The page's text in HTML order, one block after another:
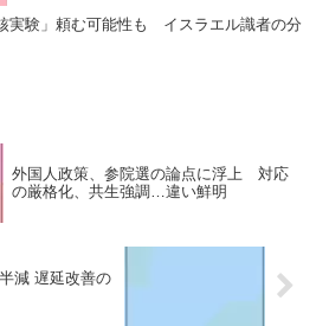
実験」頼む可能性も イスラエル識者の分
外国人政策、参院選の論点に浮上 対応
の厳格化、共生強調…違い鮮明
減 遅延改善の